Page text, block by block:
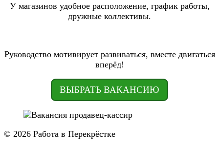
У магазинов удобное расположение, график работы,
дружные коллективы.
Руководство мотивирует развиваться, вместе двигаться
вперёд!
ВЫБРАТЬ ВАКАНСИЮ
© 2026 Работа в Перекрёстке